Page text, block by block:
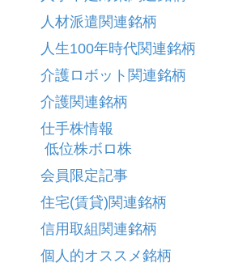
人材派遣関連銘柄
人生100年時代関連銘柄
介護ロボット関連銘柄
介護関連銘柄
仕手株情報
低位株ボロ株
会員限定記事
住宅(賃貸)関連銘柄
信用取組関連銘柄
個人的オススメ銘柄